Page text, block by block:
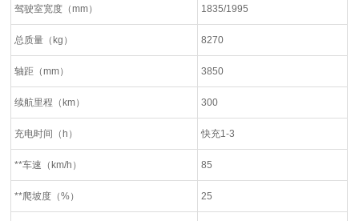
驾驶室宽度（mm） 1835/1995
总质量（kg） 8270
轴距（mm） 3850
续航里程（km） 300
充电时间（h） 快充1-3
**车速（km/h） 85
**爬坡度（%） 25